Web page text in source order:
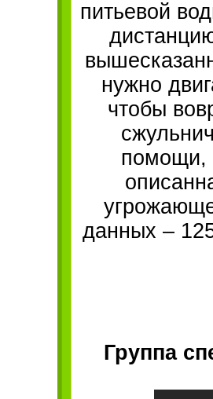
питьевой
нужно
чтобы
помощи,
данных –
Группа